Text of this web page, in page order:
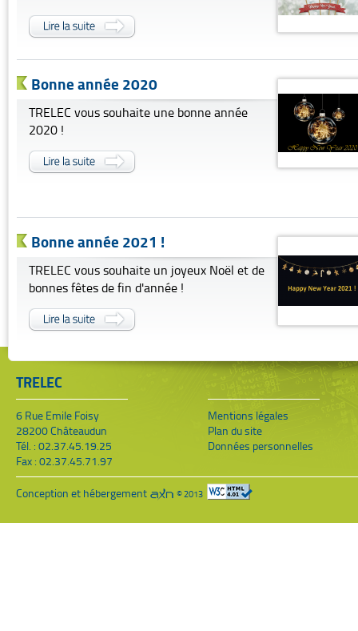
Bonne année 2020
TRELEC vous souhaite une bonne année
2020 !
Bonne année 2021 !
TRELEC vous souhaite un joyeux Noël et de
bonnes fêtes de fin d'année !
TRELEC
6 Rue Emile Foisy
28200 Châteaudun
Tél. : 02.37.45.19.25
Fax : 02.37.45.71.97
Mentions légales
Plan du site
Données personnelles
Conception et hébergement © 2013